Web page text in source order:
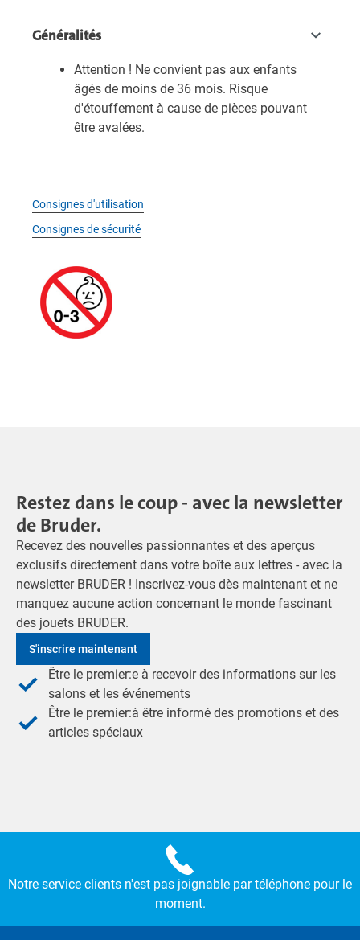
Généralités
Attention ! Ne convient pas aux enfants
âgés de moins de 36 mois. Risque
d'étouffement à cause de pièces pouvant
être avalées.
Consignes d'utilisation
Consignes de sécurité
Restez dans le coup - avec la newsletter
de Bruder.
Recevez des nouvelles passionnantes et des aperçus
exclusifs directement dans votre boîte aux lettres - avec la
newsletter BRUDER ! Inscrivez-vous dès maintenant et ne
manquez aucune action concernant le monde fascinant
des jouets BRUDER.
S'inscrire maintenant
Être le premier:e à recevoir des informations sur les
salons et les événements
Être le premier:à être informé des promotions et des
articles spéciaux
Notre service clients n'est pas joignable par téléphone pour le
moment.